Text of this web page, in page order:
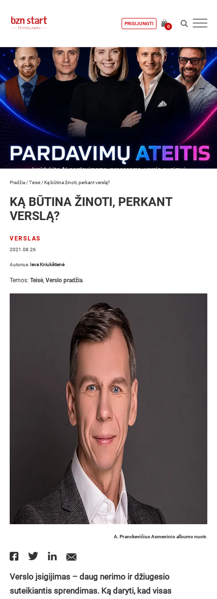
PRISIJUNGTI
0
Pradžia /Teisė /Ką būtina žinoti, perkant verslą?
KĄ BŪTINA ŽINOTI, PERKANT
VERSLĄ?
VERSLAS
2021.08.26
Autorius: Ieva Kniukštienė
Temos: Teisė, Verslo pradžia.
A. Pranckevičius Asmeninio albumo nuotr.
Verslo įsigijimas – daug nerimo ir džiugesio
suteikiantis sprendimas. Ką daryti, kad visas